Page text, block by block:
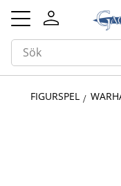
Meny
FIGURSPEL